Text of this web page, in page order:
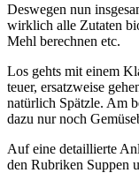
Deswegen nun
wirklich alle Zutaten
Mehl berechnen etc.
Los gehts mit einem
teuer, ersatzweise
natürlich Spätzle. Am
dazu nur noch
Auf eine detaillierte
den Rubriken Suppen